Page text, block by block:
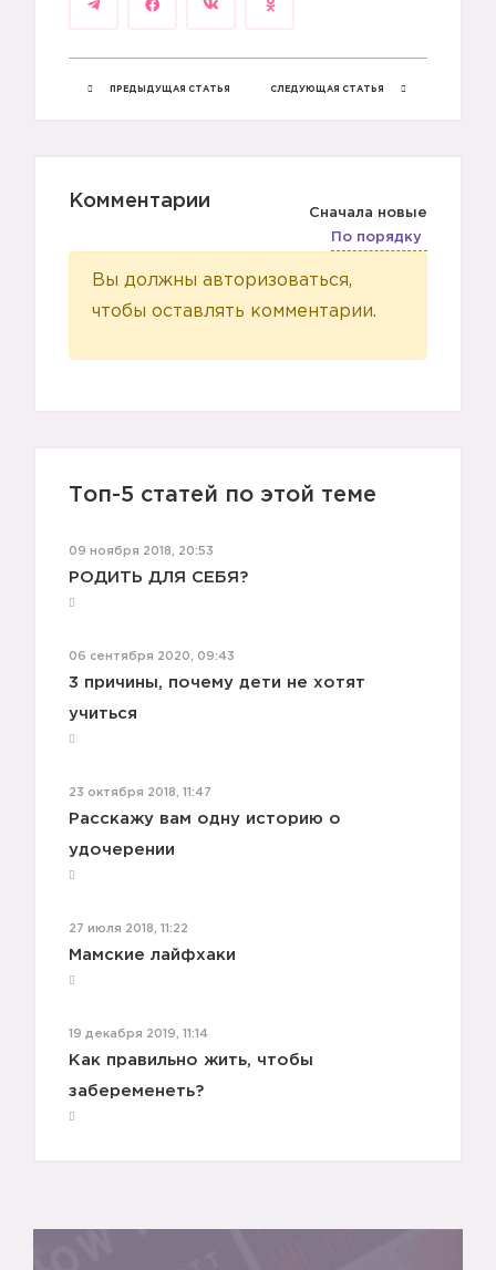
ПРЕДЫДУЩАЯ СТАТЬЯ СЛЕДУЮЩАЯ СТАТЬЯ
Комментарии
Сначала новые
По порядку
Вы должны авторизоваться,
чтобы оставлять комментарии.
Топ-5 статей по этой теме
09 ноября 2018, 20:53
РОДИТЬ ДЛЯ СЕБЯ?
06 сентября 2020, 09:43
3 причины, почему дети не хотят
учиться
23 октября 2018, 11:47
Расскажу вам одну историю о
удочерении
27 июля 2018, 11:22
Мамские лайфхаки
19 декабря 2019, 11:14
Как правильно жить, чтобы
забеременеть?